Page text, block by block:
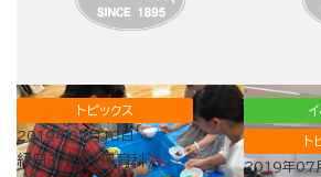
トピックス
2019年07月18日
縁日あそび（保育科）
ト
2019年07